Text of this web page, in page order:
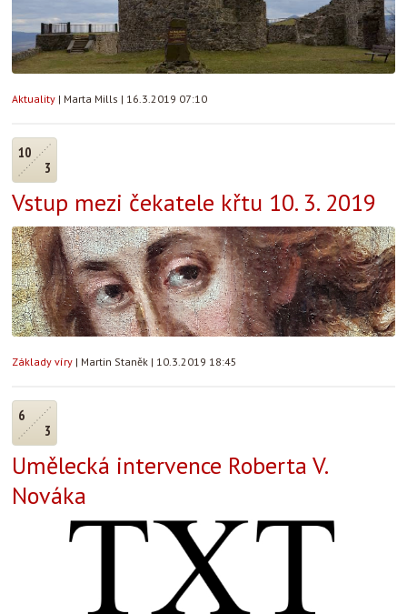
Aktuality | Marta Mills | 16.3.2019 07:10
10
3
Vstup mezi čekatele křtu 10. 3. 2019
Základy víry | Martin Staněk | 10.3.2019 18:45
6
3
Umělecká intervence Roberta V.
Nováka